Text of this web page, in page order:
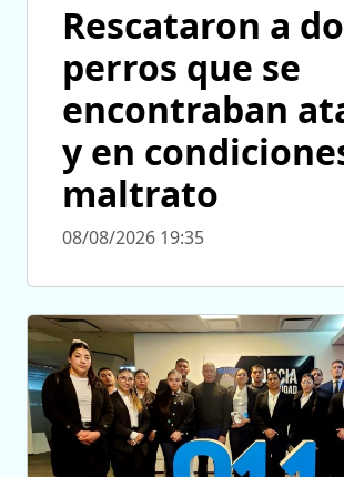
Rescataron a
perros que se
encontraban
y en
maltrato
08/08/2026 19:35